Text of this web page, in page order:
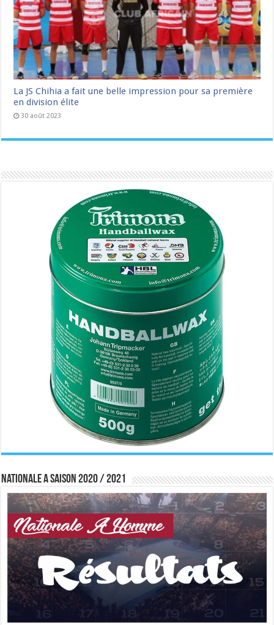
La JS Chihia a fait une belle impression pour sa première
en division élite
30 août 2023
Nationale A saison 2020 / 2021